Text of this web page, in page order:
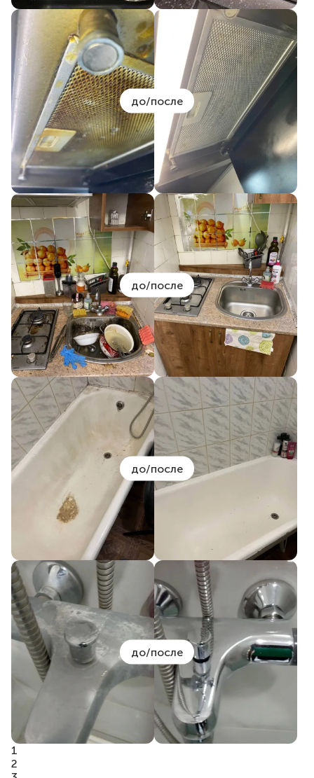
до/после
до/после
до/после
до/после
1
2